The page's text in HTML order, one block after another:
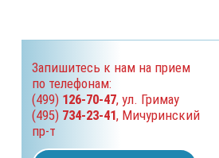
Запишитесь к нам на прием
по телефонам:
(499) 126-70-47, ул. Гримау
(495) 734-23-41, Мичуринский
пр-т